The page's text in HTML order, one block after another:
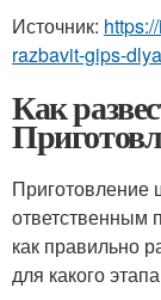
Источник:
razbavit-gips-
Как
Приготовление
ответственным
как правильно
для какого